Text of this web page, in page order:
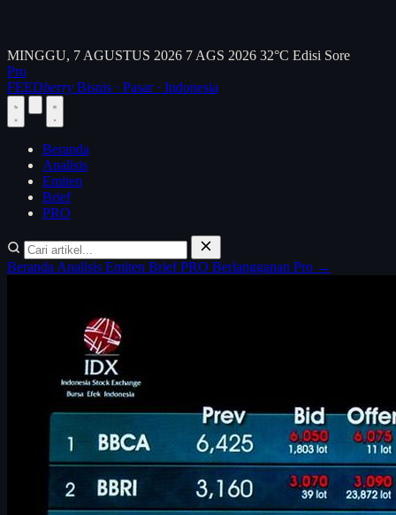
MINGGU, 7 AGUSTUS 2026 7 AGS 2026 32°C Edisi Sore
Pro
FEEDberry Bisnis · Pasar · Indonesia
Beranda
Analisis
Emiten
Brief
PRO
Beranda Analisis Emiten BriefPRO Berlangganan Pro →